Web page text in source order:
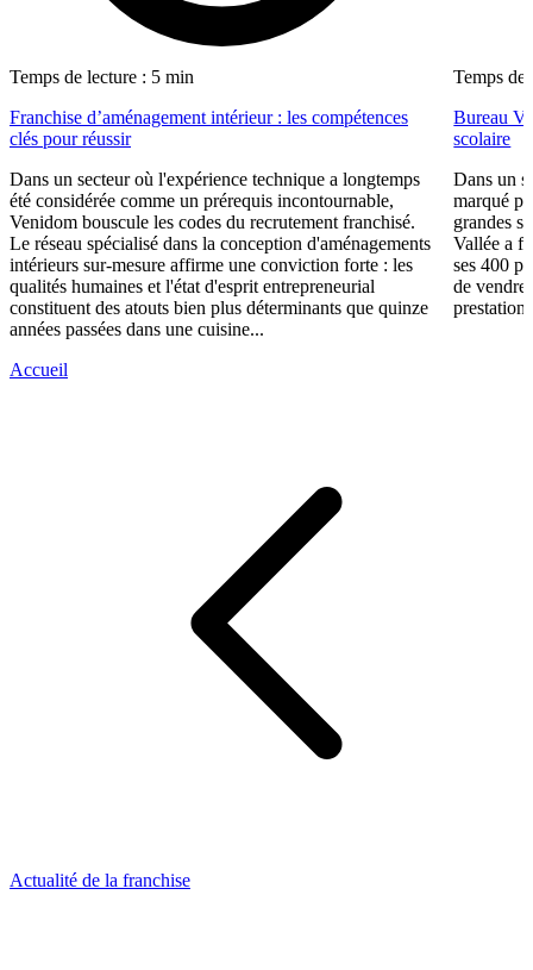
Temps de lecture : 5 min
Franchise d’aménagement intérieur : les compétences
clés pour réussir
Dans un secteur où l'expérience technique a longtemps
été considérée comme un prérequis incontournable,
Venidom bouscule les codes du recrutement franchisé.
Le réseau spécialisé dans la conception d'aménagements
intérieurs sur-mesure affirme une conviction forte : les
qualités humaines et l'état d'esprit entrepreneurial
constituent des atouts bien plus déterminants que quinze
années passées dans une cuisine...
Temps de
Bureau
scolaire
Dans un
marqué
grandes
Vallée a
ses 400
de vendre
Accueil
Actualité de la franchise